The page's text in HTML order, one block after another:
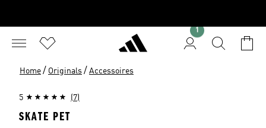
1
Home / Originals / Accessoires
5 (7)
SKATE PET